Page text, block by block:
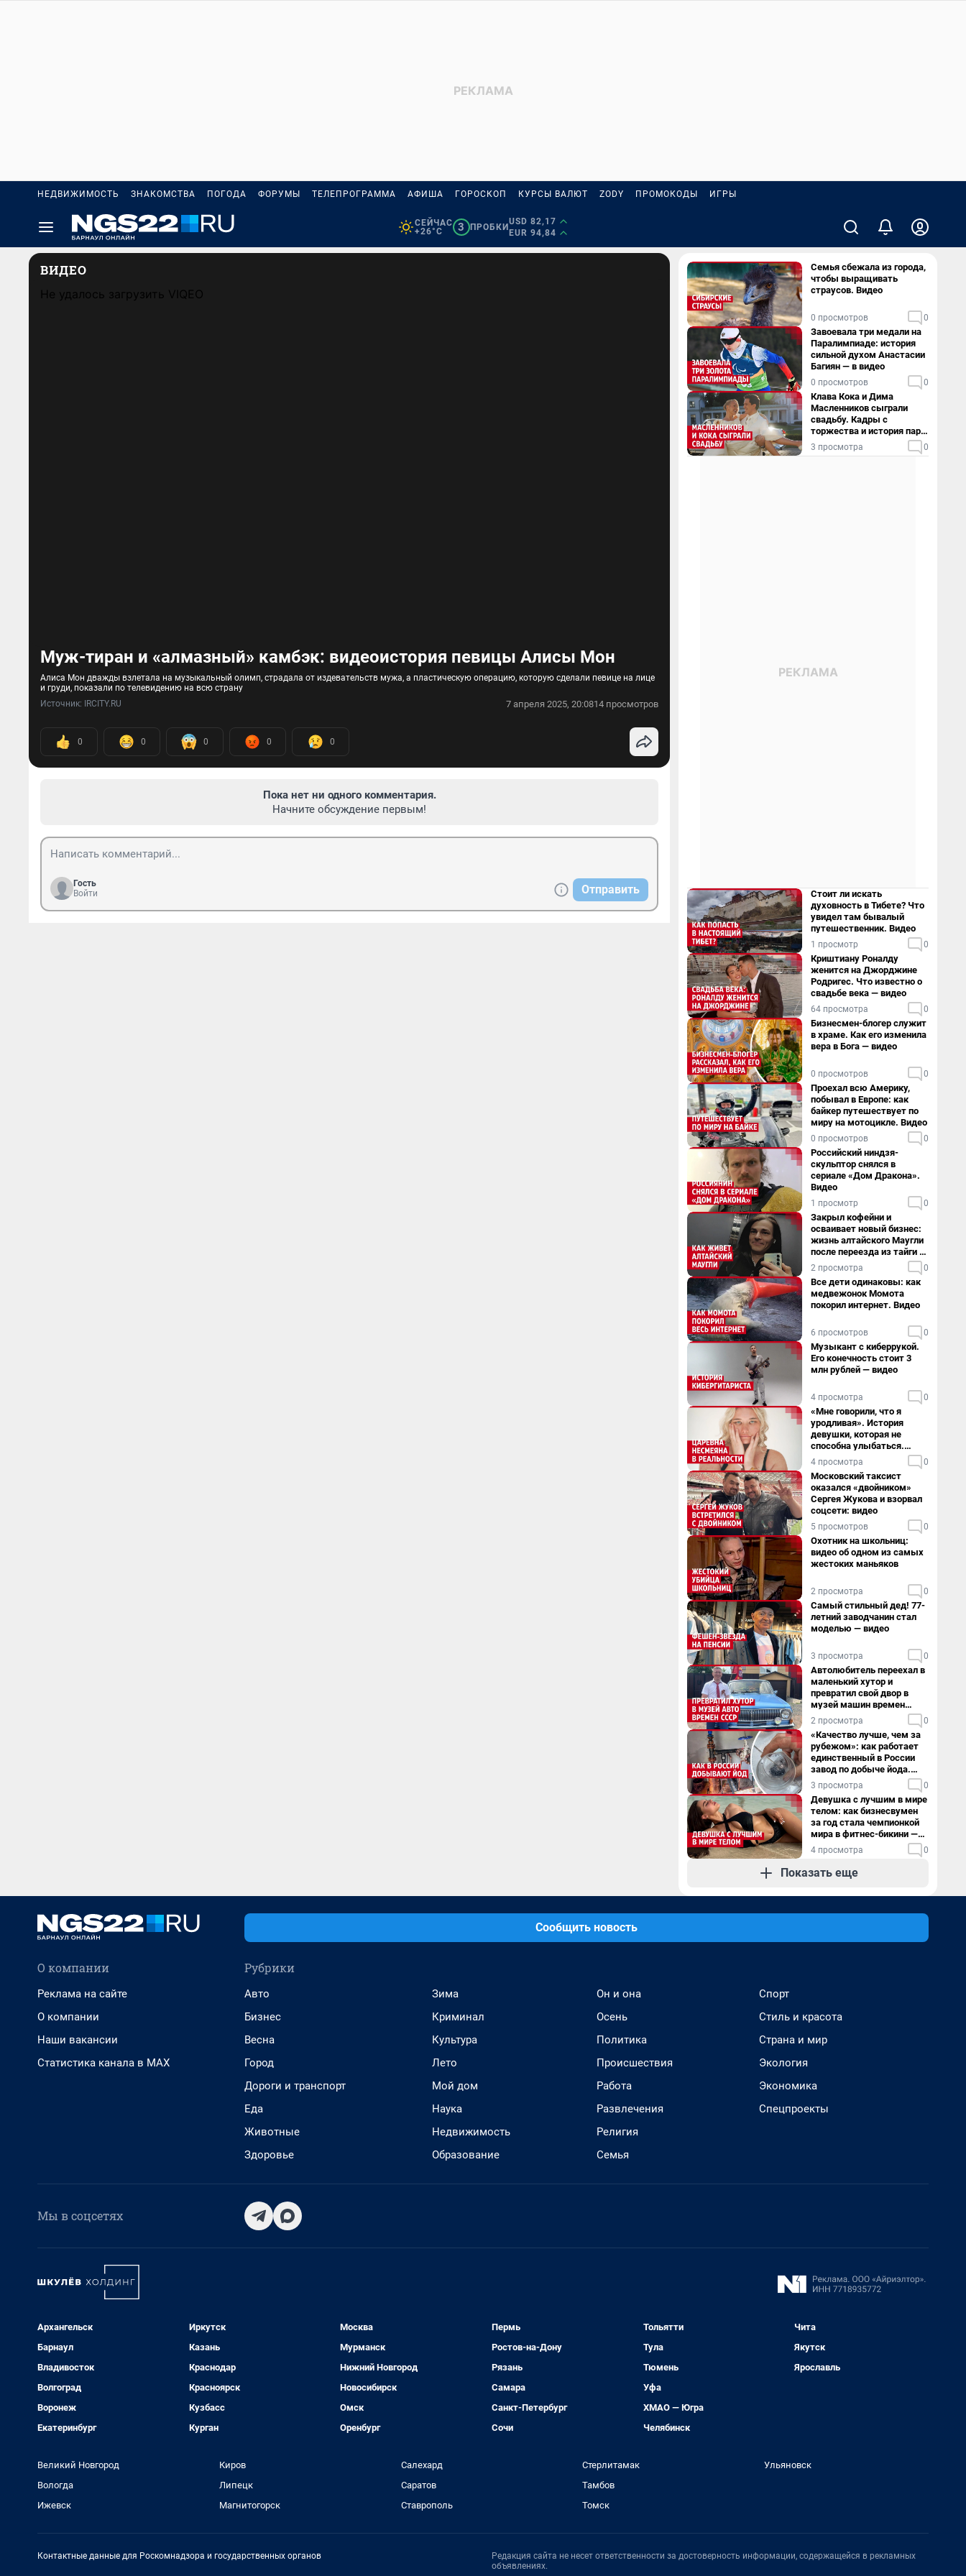
НЕДВИЖИМОСТЬ ЗНАКОМСТВА ПОГОДА ФОРУМЫ ТЕЛЕПРОГРАММА АФИША ГОРОСКОП КУРСЫ ВАЛЮТ ZODY ПРОМОКОДЫ ИГРЫ
СЕЙЧАС
+26°C
3 ПРОБКИ
USD 82,17
EUR 94,84
ВИДЕО
Не удалось загрузить VIQEO
Муж-тиран и «алмазный» камбэк: видеоистория певицы Алисы Мон
Алиса Мон дважды взлетала на музыкальный олимп, страдала от издевательств мужа, а пластическую операцию, которую сделали певице на лице
и груди, показали по телевидению на всю страну
Источник: IRCITY.RU 7 апреля 2025, 20:0814 просмотров
0 0 0 0 0
Пока нет ни одного комментария.
Начните обсуждение первым!
Гость
Войти
Отправить
Семья сбежала из города,
чтобы выращивать
страусов. Видео
0 просмотров 0
Завоевала три медали на
Паралимпиаде: история
сильной духом Анастасии
Багиян — в видео
0 просмотров 0
Клава Кока и Дима
Масленников сыграли
свадьбу. Кадры с
торжества и история пары
— в видео
3 просмотра 0
Стоит ли искать
духовность в Тибете? Что
увидел там бывалый
путешественник. Видео
1 просмотр 0
Криштиану Роналду
женится на Джорджине
Родригес. Что известно о
свадьбе века — видео
64 просмотра 0
Бизнесмен-блогер служит
в храме. Как его изменила
вера в Бога — видео
0 просмотров 0
Проехал всю Америку,
побывал в Европе: как
байкер путешествует по
миру на мотоцикле. Видео
0 просмотров 0
Российский ниндзя-
скульптор снялся в
сериале «Дом Дракона».
Видео
1 просмотр 0
Закрыл кофейни и
осваивает новый бизнес:
жизнь алтайского Маугли
после переезда из тайги в
столицу
2 просмотра 0
Все дети одинаковы: как
медвежонок Момота
покорил интернет. Видео
6 просмотров 0
Музыкант с киберрукой.
Его конечность стоит 3
млн рублей — видео
4 просмотра 0
«Мне говорили, что я
уродливая». История
девушки, которая не
способна улыбаться.
Видео
4 просмотра 0
Московский таксист
оказался «двойником»
Сергея Жукова и взорвал
соцсети: видео
5 просмотров 0
Охотник на школьниц:
видео об одном из самых
жестоких маньяков
2 просмотра 0
Самый стильный дед! 77-
летний заводчанин стал
моделью — видео
3 просмотра 0
Автолюбитель переехал в
маленький хутор и
превратил свой двор в
музей машин времен
СССР. Видео
2 просмотра 0
«Качество лучше, чем за
рубежом»: как работает
единственный в России
завод по добыче йода.
Видео
3 просмотра 0
Девушка с лучшим в мире
телом: как бизнесвумен
за год стала чемпионкой
мира в фитнес-бикини —
видео
4 просмотра 0
Показать еще
Сообщить новость
О компании
Реклама на сайте
О компании
Наши вакансии
Статистика канала в MAX
Рубрики
Авто
Бизнес
Весна
Город
Дороги и транспорт
Еда
Животные
Здоровье
Зима
Криминал
Культура
Лето
Мой дом
Наука
Недвижимость
Образование
Он и она
Осень
Политика
Происшествия
Работа
Развлечения
Религия
Семья
Спорт
Стиль и красота
Страна и мир
Экология
Экономика
Спецпроекты
Мы в соцсетях
Архангельск
Барнаул
Владивосток
Волгоград
Воронеж
Екатеринбург
Иркутск
Казань
Краснодар
Красноярск
Кузбасс
Курган
Москва
Мурманск
Нижний Новгород
Новосибирск
Омск
Оренбург
Пермь
Ростов-на-Дону
Рязань
Самара
Санкт-Петербург
Сочи
Тольятти
Тула
Тюмень
Уфа
ХМАО — Югра
Челябинск
Чита
Якутск
Ярославль
Великий Новгород
Вологда
Ижевск
Киров
Липецк
Магнитогорск
Салехард
Саратов
Ставрополь
Стерлитамак
Тамбов
Томск
Ульяновск
Контактные данные для Роскомнадзора и государственных органов
Редакция сайта не несет ответственности за достоверность информации, содержащейся в рекламных
объявлениях.